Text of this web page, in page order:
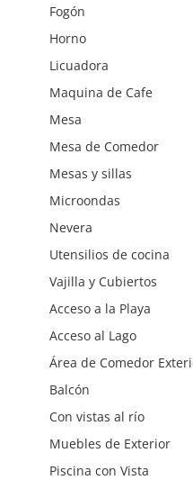
Fogón
Horno
Licuadora
Maquina de Cafe
Mesa
Mesa de Comedor
Mesas y sillas
Microondas
Nevera
Utensilios de cocina
Vajilla y Cubiertos
Acceso a la Playa
Acceso al Lago
Área de Comedor
Balcón
Con vistas al río
Muebles de Exterior
Piscina con Vista